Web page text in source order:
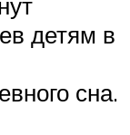
детям в
сна.